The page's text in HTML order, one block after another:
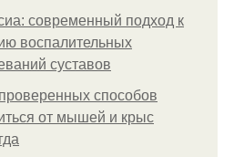
современный подход к
воспалительных
суставов
способов
от мышей и крыс